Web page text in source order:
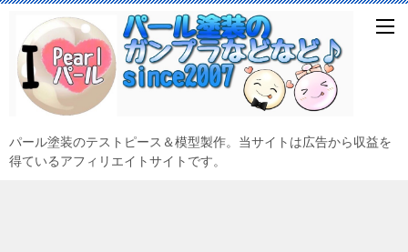
パール塗装のテストピース＆模型製作。当サイトは広告から収益を
得ているアフィリエイトサイトです。